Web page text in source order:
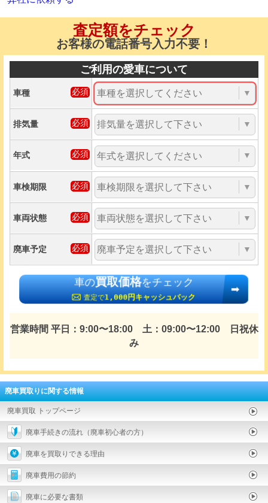
査定額をチェック
お客様の電話番号入力不要！
ご利用の愛車について
車種 ▼
排気量 ▼
年式 ▼
車検期限 ▼
車両状態 ▼
廃車予定 ▼
車の買取価格をチェック
査定で1,000円キャッシュバック
営業時間 平日：9:00〜18:00 土：09:00〜12:00 日祝休
み
廃車買取りに関する情報
廃車買取 トップページ
廃車手続きの流れ（廃車初心者の方）
廃車を買取りできる理由
廃車費用の節約
廃車に必要な書類